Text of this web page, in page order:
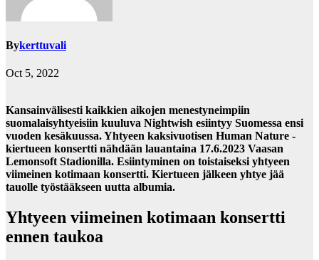
Bykerttuvali
Oct 5, 2022
Kansainvälisesti kaikkien aikojen menestyneimpiin
suomalaisyhtyeisiin kuuluva Nightwish esiintyy Suomessa ensi
vuoden kesäkuussa. Yhtyeen kaksivuotisen Human Nature -
kiertueen konsertti nähdään lauantaina 17.6.2023 Vaasan
Lemonsoft Stadionilla. Esiintyminen on toistaiseksi yhtyeen
viimeinen kotimaan konsertti. Kiertueen jälkeen yhtye jää
tauolle työstääkseen uutta albumia.
Yhtyeen viimeinen kotimaan konsertti
ennen taukoa